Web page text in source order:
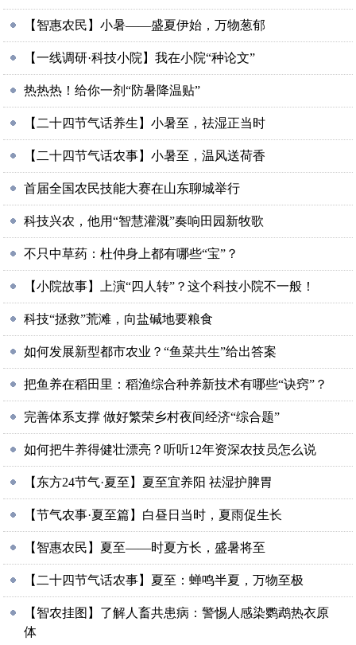
【智惠农民】小暑——盛夏伊始，万物葱郁
【一线调研·科技小院】我在小院“种论文”
热热热！给你一剂“防暑降温贴”
【二十四节气话养生】小暑至，祛湿正当时
【二十四节气话农事】小暑至，温风送荷香
首届全国农民技能大赛在山东聊城举行
科技兴农，他用“智慧灌溉”奏响田园新牧歌
不只中草药：杜仲身上都有哪些“宝”？
【小院故事】上演“四人转”？这个科技小院不一般！
科技“拯救”荒滩，向盐碱地要粮食
如何发展新型都市农业？“鱼菜共生”给出答案
把鱼养在稻田里：稻渔综合种养新技术有哪些“诀窍”？
完善体系支撑 做好繁荣乡村夜间经济“综合题”
如何把牛养得健壮漂亮？听听12年资深农技员怎么说
【东方24节气·夏至】夏至宜养阳 祛湿护脾胃
【节气农事·夏至篇】白昼日当时，夏雨促生长
【智惠农民】夏至——时夏方长，盛暑将至
【二十四节气话农事】夏至：蝉鸣半夏，万物至极
【智农挂图】了解人畜共患病：警惕人感染鹦鹉热衣原
体